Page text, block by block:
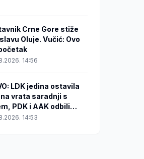
Crne Gore stiže
Oluje. Vučić: Ovo
14:56
LDK jedina ostavila
vrata saradnji s
PDK i AAK odbili
14:53